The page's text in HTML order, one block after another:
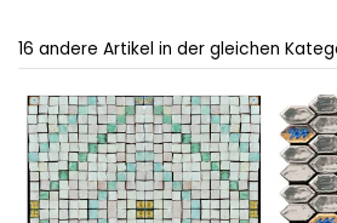
16 andere Artikel in der gleichen